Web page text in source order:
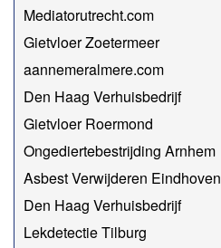
Mediatorutrecht.com
Gietvloer Zoetermeer
aannemeralmere.com
Den Haag Verhuisbedrijf
Gietvloer Roermond
Ongediertebestrijding Arnhem
Asbest Verwijderen Eindhoven
Den Haag Verhuisbedrijf
Lekdetectie Tilburg